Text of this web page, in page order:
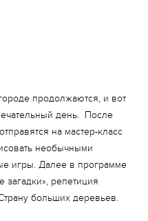
продолжаются, и вот
день. После
на мастер-класс
необычными
игры. Далее в программе
репетиция
больших деревьев.